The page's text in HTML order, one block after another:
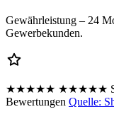
Gewährleistung – 24
Gewerbekunden.
★★★★★ ★★★★★
Bewertungen Quelle: